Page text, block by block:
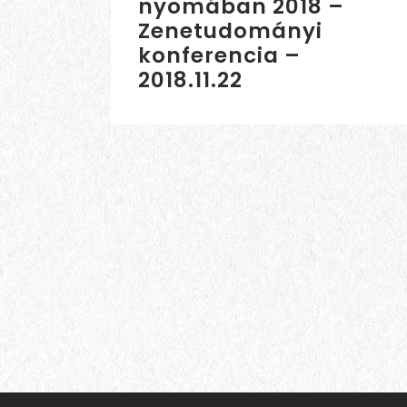
nyomában 2018 –
Zenetudományi
konferencia –
2018.11.22